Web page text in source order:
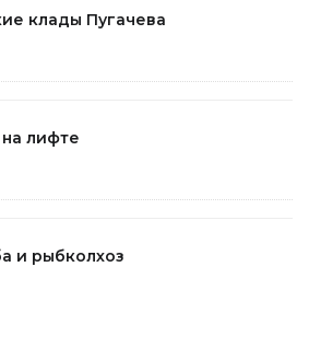
клады Пугачева
лифте
и рыбколхоз